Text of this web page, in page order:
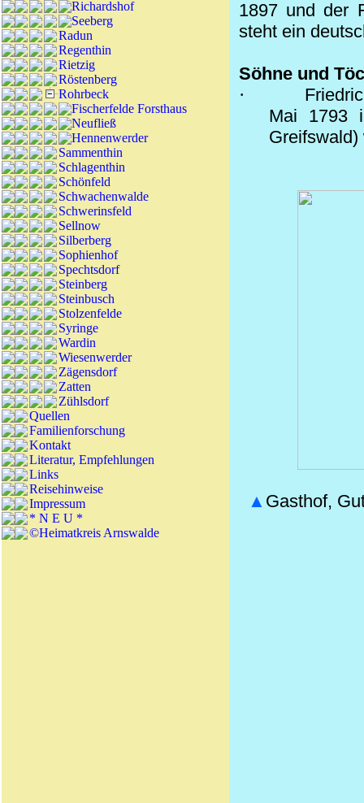
Richardshof
Seeberg
Radun
Regenthin
Rietzig
Röstenberg
Rohrbeck
Fischerfelde Forsthaus
Neufließ
Hennenwerder
Sammenthin
Schlagenthin
Schönfeld
Schwachenwalde
Schwerinsfeld
Sellnow
Silberberg
Sophienhof
Spechtsdorf
Steinberg
Steinbusch
Stolzenfelde
Syringe
Wardin
Wiesenwerder
Zägensdorf
Zatten
Zühlsdorf
Quellen
Familienforschung
Kontakt
Literatur, Empfehlungen
Links
Reisehinweise
Impressum
* N E U *
©Heimatkreis Arnswalde
1897 und der
steht ein
Söhne und
·
Mai 1793
▲ Gasthof,